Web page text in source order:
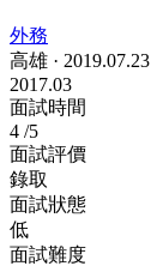
外務
高雄 ·
2017.03
面試時間
4 /5
面試評價
錄取
面試狀態
低
面試難度